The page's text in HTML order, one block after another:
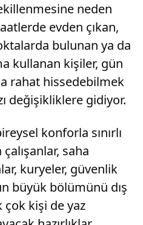
neden
evden çıkan,
bulunan ya da
kullanan kişiler, gün
rahat hissedebilmek
değişikliklere gidiyor.
konforla sınırlı
saha
kuryeler, güvenlik
büyük bölümünü dış
kişi de yaz